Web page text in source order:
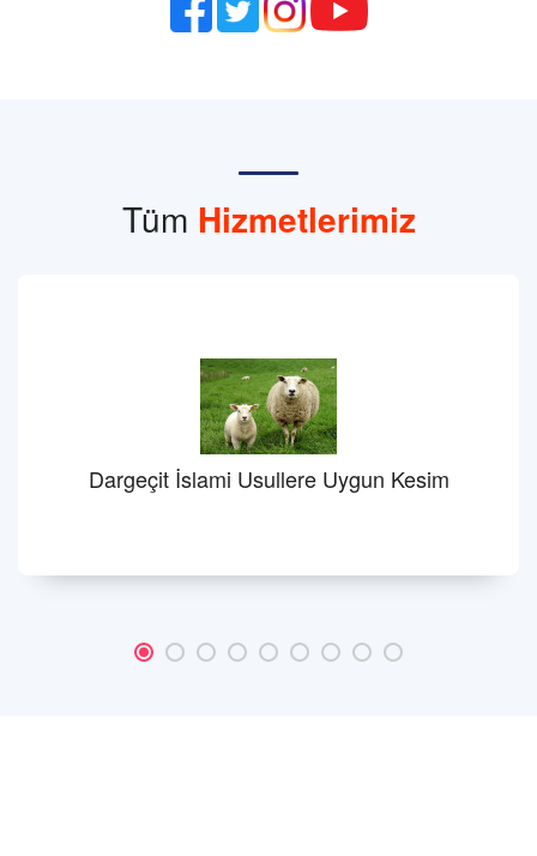
Tüm Hizmetlerimiz
Dargeçit İslami Usullere Uygun Kesim